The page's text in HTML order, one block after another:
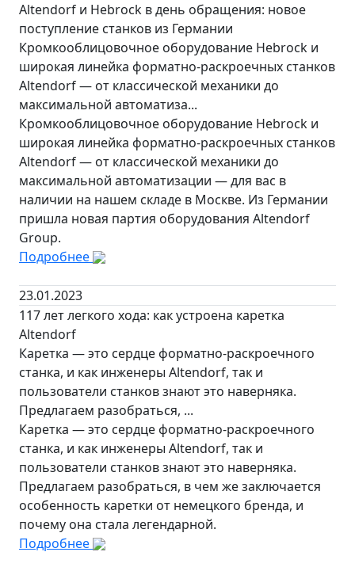
Altendorf и Hebrock в день обращения: новое
поступление станков из Германии
Кромкооблицовочное оборудование Hebrock и
широкая линейка форматно-раскроечных станков
Altendorf — от классической механики до
максимальной автоматиза...
Кромкооблицовочное оборудование Hebrock и
широкая линейка форматно-раскроечных станков
Altendorf — от классической механики до
максимальной автоматизации — для вас в
наличии на нашем складе в Москве. Из Германии
пришла новая партия оборудования Altendorf
Group.
Подробнее
23.01.2023
117 лет легкого хода: как устроена каретка
Altendorf
Каретка — это сердце форматно-раскроечного
станка, и как инженеры Altendorf, так и
пользователи станков знают это наверняка.
Предлагаем разобраться, ...
Каретка — это сердце форматно-раскроечного
станка, и как инженеры Altendorf, так и
пользователи станков знают это наверняка.
Предлагаем разобраться, в чем же заключается
особенность каретки от немецкого бренда, и
почему она стала легендарной.
Подробнее